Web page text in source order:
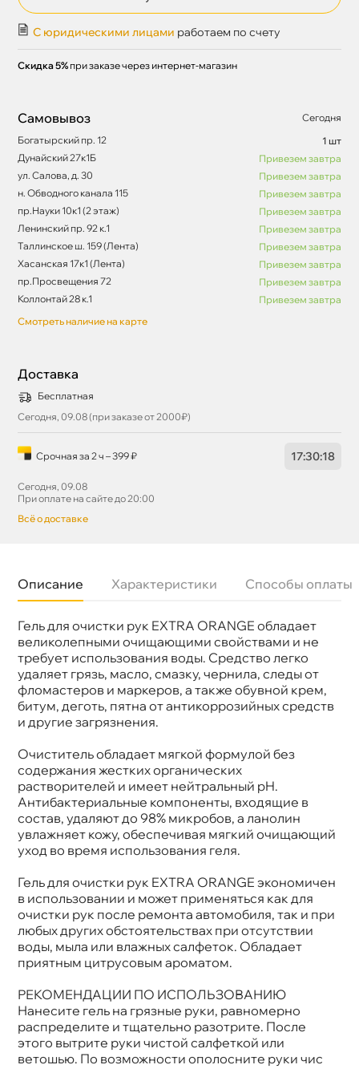
С юридическими лицами работаем по счету
Скидка 5% при заказе через интернет-магазин
Самовывоз
Сегодня
Богатырский пр. 12
1 шт
Дунайский 27к1Б
Привезем завтра
ул. Салова, д. 30
Привезем завтра
н. Обводного канала 115
Привезем завтра
пр.Науки 10к1 (2 этаж)
Привезем завтра
Ленинский пр. 92 к.1
Привезем завтра
Таллинское ш. 159 (Лента)
Привезем завтра
Хасанская 17к1 (Лента)
Привезем завтра
пр.Просвещения 72
Привезем завтра
Коллонтай 28 к.1
Привезем завтра
Смотреть наличие на карте
Доставка
Бесплатная
Сегодня, 09.08 (при заказе от 2000₽)
Срочная за 2 ч – 399 ₽ 17:30:17
Сегодня, 09.08
При оплате на сайте до 20:00
сё о доставке
Описание Характеристики Способы оплаты
Гель для очистки рук EXTRA ORANGE обладает
еликолепными очищающими свойствами и не
требует использования воды. Средство легко
удаляет грязь, масло, смазку, чернила, следы от
фломастеров и маркеров, а также обувной крем,
итум, деготь, пятна от антикоррозийных средст
и другие загрязнения.
Очиститель обладает мягкой формулой без
содержания жестких органических
растворителей и имеет нейтральный pH.
Антибактериальные компоненты, входящие
состав, удаляют до 98% микробов, а ланолин
увлажняет кожу, обеспечивая мягкий очищающий
уход во время использования геля.
Гель для очистки рук EXTRA ORANGE экономичен
использовании и может применяться как для
очистки рук после ремонта автомобиля, так и при
любых других обстоятельствах при отсутствии
оды, мыла или влажных салфеток. Обладает
приятным цитрусовым ароматом.
РЕКОМЕНДАЦИИ ПО ИСПОЛЬЗОВАНИЮ
Нанесите гель на грязные руки, равномерно
распределите и тщательно разотрите. После
этого вытрите руки чистой салфеткой или
етошью. По возможности ополосните руки чис
Назначение
Очиститель для рук
Astrohim
Объем
250мл
Артикул
AC-201